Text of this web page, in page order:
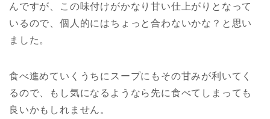
んですが、この味付けがかなり甘い仕上がりとなって
いるので、個人的にはちょっと合わないかな？と思い
ました。
食べ進めていくうちにスープにもその甘みが利いてく
るので、もし気になるようなら先に食べてしまっても
良いかもしれません。